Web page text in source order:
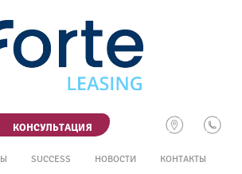
SUCCESS НОВОСТИ КОНТАКТЫ
КОНСУЛЬТАЦИЯ